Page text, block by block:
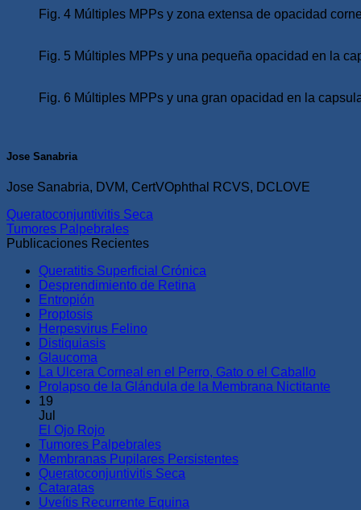
Fig. 4 Múltiples MPPs y zona extensa de opacidad
Fig. 5 Múltiples MPPs y una pequeña opacidad en la
Fig. 6 Múltiples MPPs y una gran opacidad en la
Jose Sanabria
Jose Sanabria, DVM, CertVOphthal RCVS, DCLOVE
Queratoconjuntivitis Seca
Tumores Palpebrales
Publicaciones Recientes
Queratitis Superficial Crónica
Desprendimiento de Retina
Entropión
Proptosis
Herpesvirus Felino
Distiquiasis
Glaucoma
La Ulcera Corneal en el Perro, Gato o el Caballo
Prolapso de la Glándula de la Membrana Nictitante
19
Jul
El Ojo Rojo
Tumores Palpebrales
Membranas Pupilares Persistentes
Queratoconjuntivitis Seca
Cataratas
Uveítis Recurrente Equina